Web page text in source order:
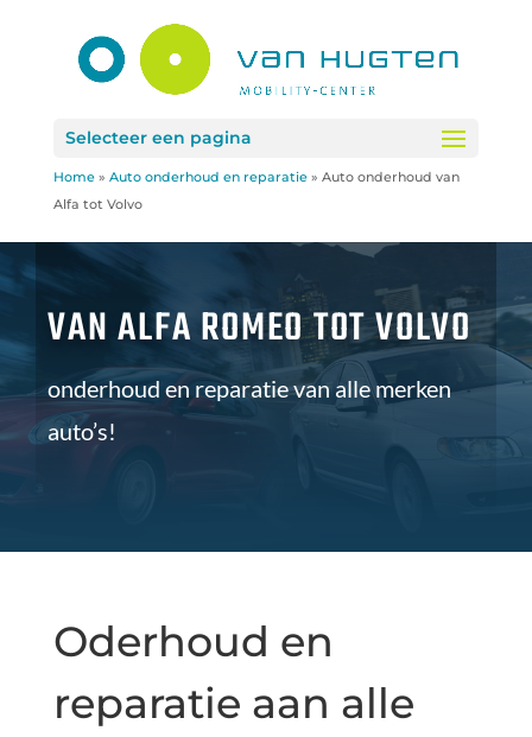
Selecteer een pagina
Home» Auto onderhoud en reparatie» Auto onderhoud van
Alfa tot Volvo
VAN ALFA ROMEO TOT VOLVO
onderhoud en reparatie van alle merken
auto’s!
Oderhoud en
reparatie aan alle